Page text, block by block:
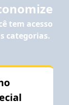
tem acesso
categorias.